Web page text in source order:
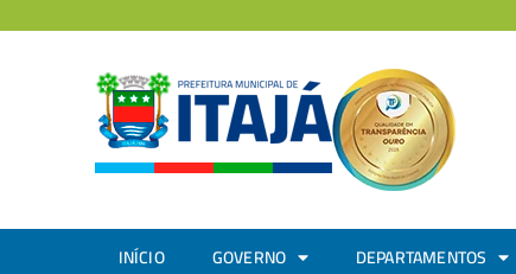
INÍCIO GOVERNO DEPARTAMENTOS